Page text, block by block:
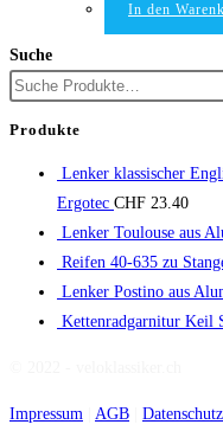
In den
Suche
Produkte
Lenker klassischer
Ergotec CHF 23.40
Lenker Toulouse aus
Reifen 40-635 zu
Lenker Postino aus
Kettenradgarnitur Keil
Impressum AGB